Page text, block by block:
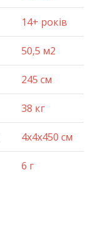
14+ років
50,5 м2
245 см
38 кг
4x4x450 см
6 г